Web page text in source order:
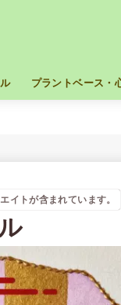
プラントベース・
イトが含まれています。